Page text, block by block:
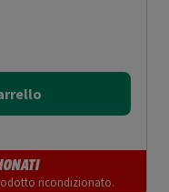
ricondizionato.